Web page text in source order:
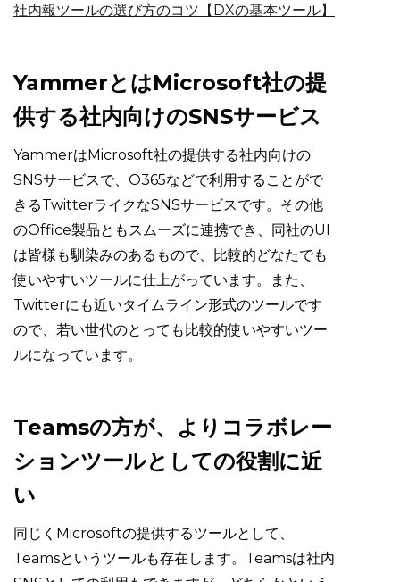
社内報ツールの選び方のコツ【‍DXの基本ツール】
YammerとはMicrosoft社の提
供する社内向けのSNSサービス
YammerはMicrosoft社の提供する社内向けの
SNSサービスで、O365などで利用することがで
きるTwitterライクなSNSサービスです。その他
のOffice製品ともスムーズに連携でき、同社のUI
は皆様も馴染みのあるもので、比較的どなたでも
使いやすいツールに仕上がっています。また、
Twitterにも近いタイムライン形式のツールです
ので、若い世代のとっても比較的使いやすいツー
ルになっています。
Teamsの方が、よりコラボレー
ションツールとしての役割に近
い
同じくMicrosoftの提供するツールとして、
Teamsというツールも存在します。Teamsは社内